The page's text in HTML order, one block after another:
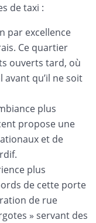
de taxi :
par excellence
Ce quartier
ouverts tard, où
avant qu’il ne soit
plus
propose une
et de
plus
de cette porte
de rue
» servant des